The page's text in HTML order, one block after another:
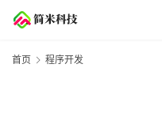
首页 程序开发